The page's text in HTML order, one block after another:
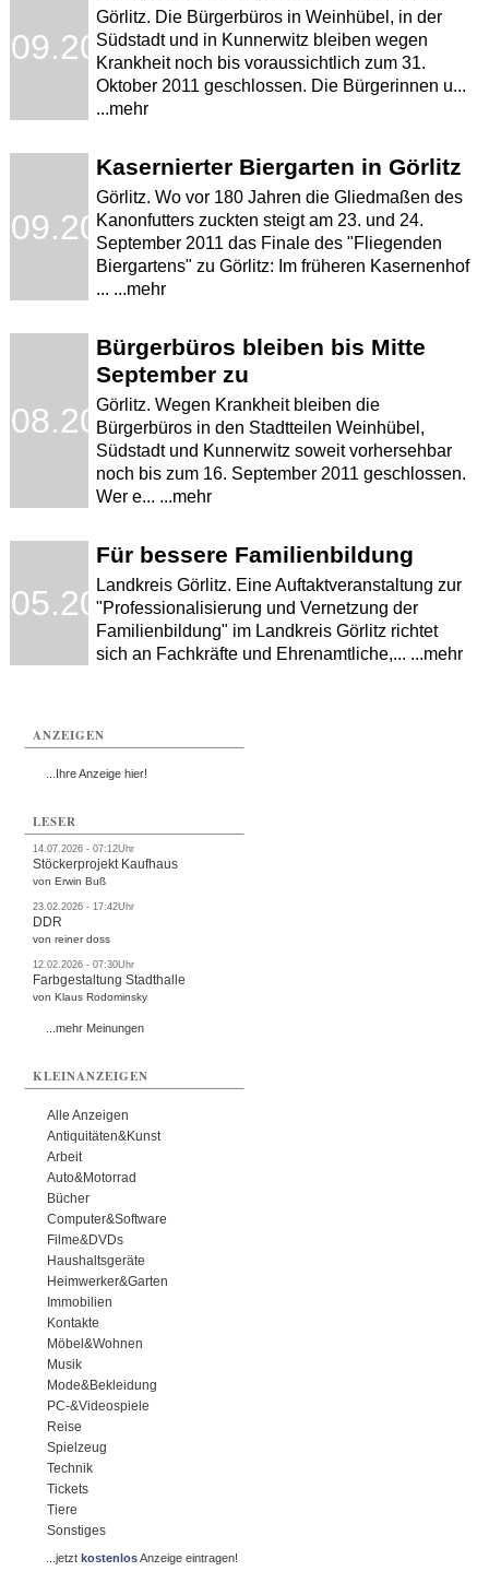
Görlitz. Die Bürgerbüros in Weinhübel, in der
Südstadt und in Kunnerwitz bleiben wegen
Krankheit noch bis voraussichtlich zum 31.
Oktober 2011 geschlossen. Die Bürgerinnen u...
...mehr
Kasernierter Biergarten in Görlitz
Görlitz. Wo vor 180 Jahren die Gliedmaßen des
Kanonfutters zuckten steigt am 23. und 24.
September 2011 das Finale des "Fliegenden
Biergartens" zu Görlitz: Im früheren Kasernenhof
... ...mehr
Bürgerbüros bleiben bis Mitte
September zu
Görlitz. Wegen Krankheit bleiben die
Bürgerbüros in den Stadtteilen Weinhübel,
Südstadt und Kunnerwitz soweit vorhersehbar
noch bis zum 16. September 2011 geschlossen.
Wer e... ...mehr
Für bessere Familienbildung
Landkreis Görlitz. Eine Auftaktveranstaltung zur
"Professionalisierung und Vernetzung der
Familienbildung" im Landkreis Görlitz richtet
sich an Fachkräfte und Ehrenamtliche,... ...mehr
ANZEIGEN
...Ihre Anzeige hier!
LESER
14.07.2026 - 07:12Uhr
Stöckerprojekt Kaufhaus
von Erwin Buß
23.02.2026 - 17:42Uhr
DDR
von reiner doss
12.02.2026 - 07:30Uhr
Farbgestaltung Stadthalle
von Klaus Rodominsky
...mehr Meinungen
KLEINANZEIGEN
Alle Anzeigen
Antiquitäten&Kunst
Arbeit
Auto&Motorrad
Bücher
Computer&Software
Filme&DVDs
Haushaltsgeräte
Heimwerker&Garten
Immobilien
Kontakte
Möbel&Wohnen
Musik
Mode&Bekleidung
PC-&Videospiele
Reise
Spielzeug
Technik
Tickets
Tiere
Sonstiges
...jetztkostenlosAnzeige eintragen!